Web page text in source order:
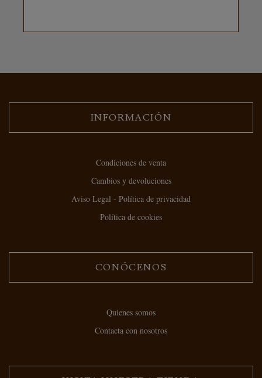
INFORMACIÓN
Condiciones de venta
Cambios y devoluciones
Aviso Legal - Política de privacidad
Política de cookies
CONÓCENOS
Quienes somos
Contacta con nosotros